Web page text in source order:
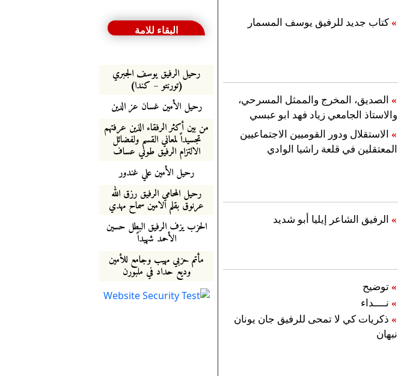
البقاء للامة
رحيل الرفيق يوسف الجبري
(تورنتو – كندا)
رحيل الأمين غسان عز الدين
من بين أكثر الرفقاء الذين عرفتهم
تجسيداً لمعاني القسم ولفضائل
الالتزام الرفيق طوني عساف
رحيل الأمين علي غندور
رحيل المحامي الرفيق رزق الله
عرنوق بقلم الامين سماح مهدي
الحزب يزف الرفيق البطل حسين
الأحمد شهيداً
مأتم حزبي مهيب وجامع للأمين
وديع حداد في ملبورن
» كتاب جديد للرفيق يوسف المسمار
» الصديق، المخرج والممثل المسرحي،
والاستاذ الجامعي زياد فهد ابو عبسي
»
الاستقلال ودور القوميين الاجتماعيين
المعتقلين في قلعة راشيا الوادي
» الرفيق الشاعر إيليا أبو شديد
» توضيح
» نــــداء
» ذكريات كي لا تمحى للرفيق جان يونان
نبهان